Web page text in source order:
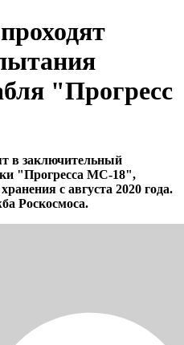
"Прогресс
в заключительный
"Прогресса МС-18",
с августа 2020 года.
Роскосмоса.